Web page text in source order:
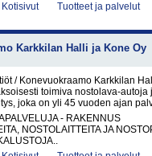
Kotisivut Tuotteet ja palvelut
Karkkilan Halli ja Kone Oy
/ Konevuokraamo Karkkilan
toimiva nostolava-autoja
joka on yli 45 vuoden ajan
- RAKENNUS
NOSTOLAITTEITA JA